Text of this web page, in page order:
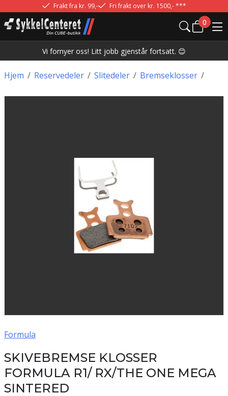
Frakt fra kr. 99,- Fri frakt over kr. 1500,- ***
0
Vi fornyer oss! Litt jobb gjenstår fortsatt. 😊
/
Hjem /
Reservedeler /
Slitedeler /
Bremseklosser
Formula
SKIVEBREMSE KLOSSER
FORMULA R1/ RX/THE ONE MEGA
SINTERED